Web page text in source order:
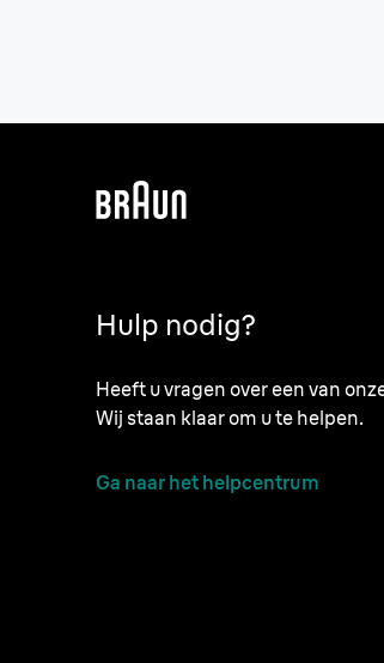
Hulp nodig?
Heeft u vragen over een van
Wij staan klaar om u te helpen.
Ga naar het helpcentrum